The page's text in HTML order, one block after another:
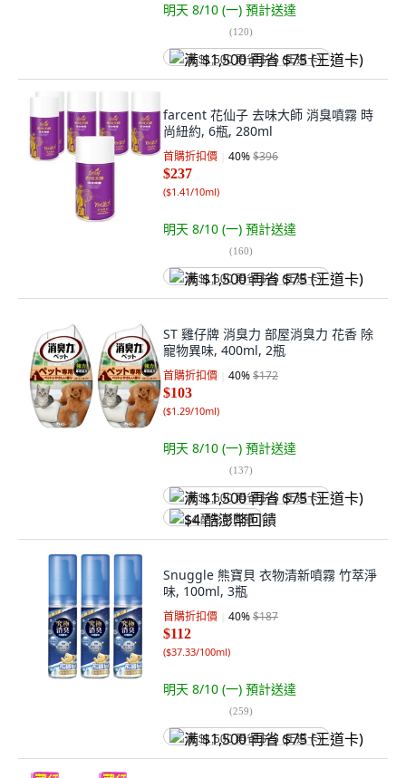
明天 8/10 (一) 預計送達
(120)
满 $1,500 再省 $75 (王道卡)
farcent 花仙子 去味大師 消臭噴霧 時
尚紐約, 6瓶, 280ml
首購折扣價 40%$396
$237
($1.41/10ml)
明天 8/10 (一) 預計送達
(160)
满 $1,500 再省 $75 (王道卡)
ST 雞仔牌 消臭力 部屋消臭力 花香 除
寵物異味, 400ml, 2瓶
首購折扣價 40%$172
$103
($1.29/10ml)
明天 8/10 (一) 預計送達
(137)
满 $1,500 再省 $75 (王道卡)
$4 酷澎幣回饋
Snuggle 熊寶貝 衣物清新噴霧 竹萃淨
味, 100ml, 3瓶
首購折扣價 40%$187
$112
($37.33/100ml)
明天 8/10 (一) 預計送達
(259)
满 $1,500 再省 $75 (王道卡)